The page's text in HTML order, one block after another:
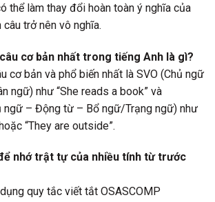
thể làm thay đổi hoàn toàn ý nghĩa của
trở nên vô nghĩa.
cơ bản nhất trong tiếng Anh là gì?
cơ bản và phổ biến nhất là SVO (Chủ ngữ
ngữ) như “She reads a book” và
ngữ – Động từ – Bổ ngữ/Trạng ngữ) như
“They are outside”.
nhớ trật tự của nhiều tính từ trước
quy tắc viết tắt OSASCOMP